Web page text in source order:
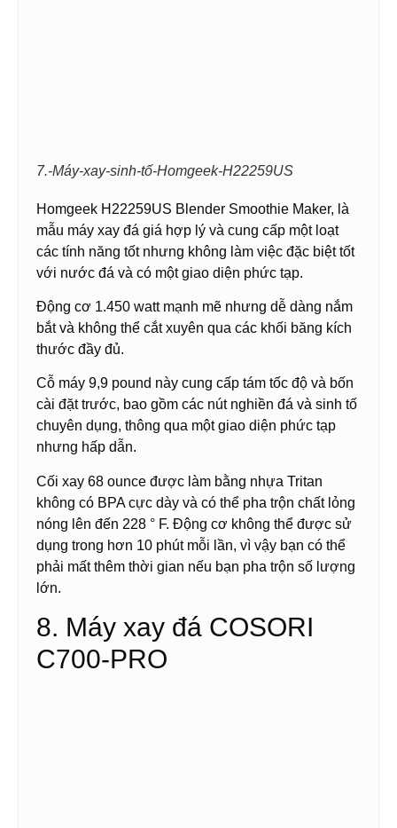
7.-Máy-xay-sinh-tố-Homgeek-H22259US
Homgeek H22259US Blender Smoothie Maker, là
mẫu máy xay đá giá hợp lý và cung cấp một loạt
các tính năng tốt nhưng không làm việc đặc biệt tốt
với nước đá và có một giao diện phức tạp.
Động cơ 1.450 watt mạnh mẽ nhưng dễ dàng nắm
bắt và không thể cắt xuyên qua các khối băng kích
thước đầy đủ.
Cỗ máy 9,9 pound này cung cấp tám tốc độ và bốn
cài đặt trước, bao gồm các nút nghiền đá và sinh tố
chuyên dụng, thông qua một giao diện phức tạp
nhưng hấp dẫn.
Cối xay 68 ounce được làm bằng nhựa Tritan
không có BPA cực dày và có thể pha trộn chất lỏng
nóng lên đến 228 ° F. Động cơ không thể được sử
dụng trong hơn 10 phút mỗi lần, vì vậy bạn có thể
phải mất thêm thời gian nếu bạn pha trộn số lượng
lớn.
8. Máy xay đá COSORI
C700-PRO